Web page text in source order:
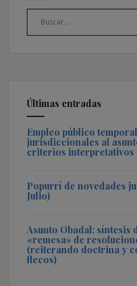
Últimas entradas
Empleo público
jurisdiccionales al
criterios interpretativos
Popurrí de novedades
Julio)
Asunto Obadal: síntesis
«remesa» de
(reiterando doctrina y
flecos)